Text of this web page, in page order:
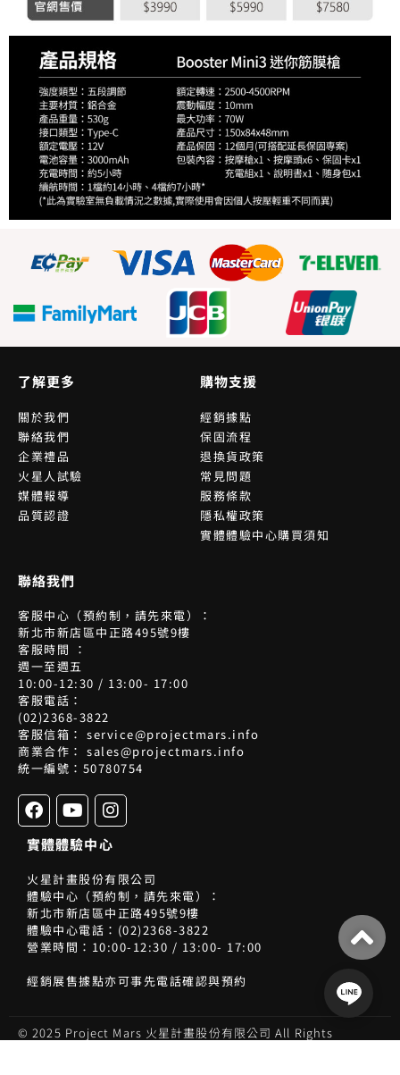
了解更多
關於我們
聯絡我們
企業禮品
火星人試驗
媒體報導
品質認證
購物支援
經銷據點
保固流程
退換貨政策
常見問題
服務條款
隱私權政策
實體體驗中心購買須知
聯絡我們
客服中心（預約制，請先來電）：
新北市新店區中正路495號9樓
客服時間 ：
週一至週五
10:00-12:30 / 13:00- 17:00
客服電話：
(02)2368-3822
客服信箱： service@projectmars.info
商業合作： sales@projectmars.info
統一編號：50780754
F
a
c
e
b
o
o
k
Y
o
u
t
u
b
e
I
n
s
t
a
g
r
a
m
實體體驗中心
火星計畫股份有限公司
體驗中心（預約制，請先來電）：
新北市新店區中正路495號9樓
體驗中心電話：(02)2368-3822
營業時間：10:00-12:30 / 13:00- 17:00
經銷展售據點亦可事先電話確認與預約
© 2025 Project Mars 火星計畫股份有限公司 All Rights
Reserved